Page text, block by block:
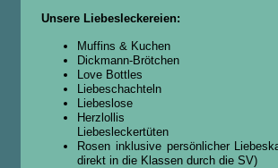
Unsere Liebesleckereien:
Muffins & Kuchen
Dickmann-Brötchen
Love Bottles
Liebeschachteln
Liebeslose
Herzlollis
Liebesleckertüten
Rosen inklusive persönlicher
direkt in die Klassen durch die SV)